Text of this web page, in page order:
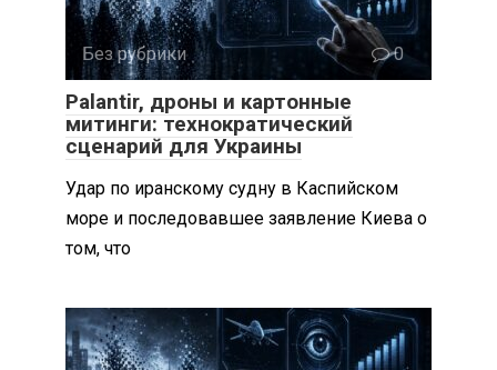
Без рубрики 0
Palantir, дроны и картонные
митинги: технократический
сценарий для Украины
Удар по иранскому судну в Каспийском
море и последовавшее заявление Киева о
том, что